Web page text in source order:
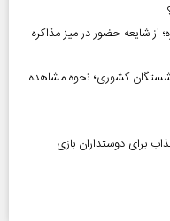
شایعه حضور در میز مذاکره
تومانی بازنشستگان کشوری؛ نحوه مشاهده